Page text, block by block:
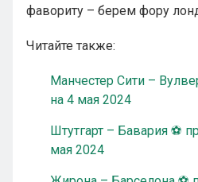
фавориту – берем фору
Читайте также:
Манчестер Сити –
на 4 мая 2024
Штутгарт – Бавария ⚽
мая 2024